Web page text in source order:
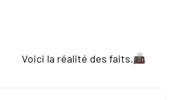
Voici la réalité des faits.